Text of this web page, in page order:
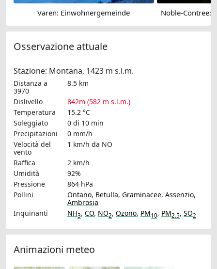
Varen: Einwohnergemeinde
Osservazione attuale
Stazione: Montana, 1423 m s.l.m.
Distanza a
3970
8.5 km
Dislivello
842m (582 m s.l.m.)
Temperatura
15.2 °C
Soleggiato
0 di 10 min
Precipitazioni
0 mm/h
Velocità del
vento
1 km/h da NO
Raffica
2 km/h
Umidità
92%
Pressione
864 hPa
Pollini
Ontano, Betulla, Graminacee, Assenzio,
Ambrosia
Inquinanti
NH3, CO, NO2, Ozono, PM10, PM2.5, SO2
Animazioni meteo